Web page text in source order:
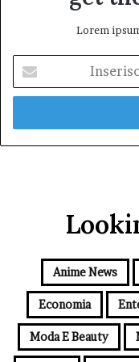
Lorem
tuo
mail
Anime News
Economia
Moda E Beauty